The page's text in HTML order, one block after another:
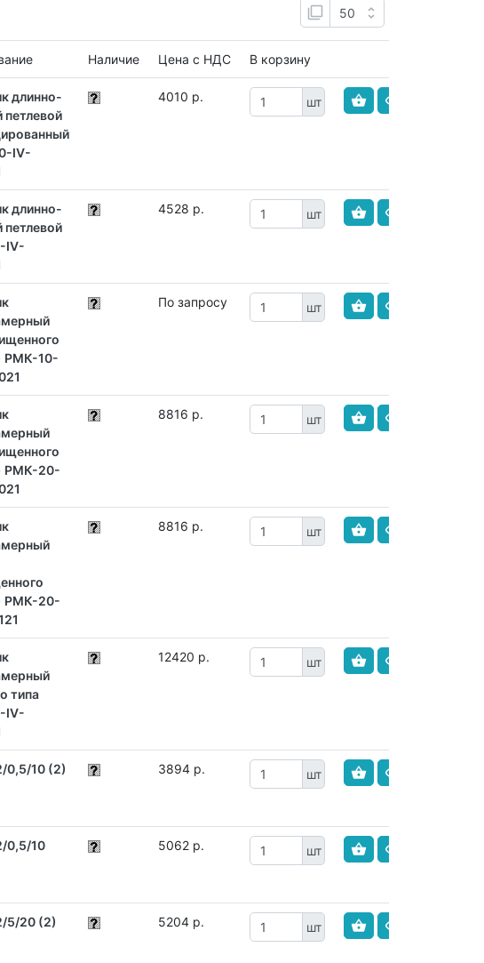
Наличие Цена с НДС В корзину
длинно-
петлевой
IV-
4010 р. шт
длинно-
петлевой
IV-
4528 р. шт
РМК-10-
По запросу шт
РМК-20-
8816 р. шт
РМК-20-
8816 р. шт
типа
IV-
12420 р. шт
0,5/10 (2) 3894 р. шт
0,5/10
5062 р. шт
5/20 (2) 5204 р. шт